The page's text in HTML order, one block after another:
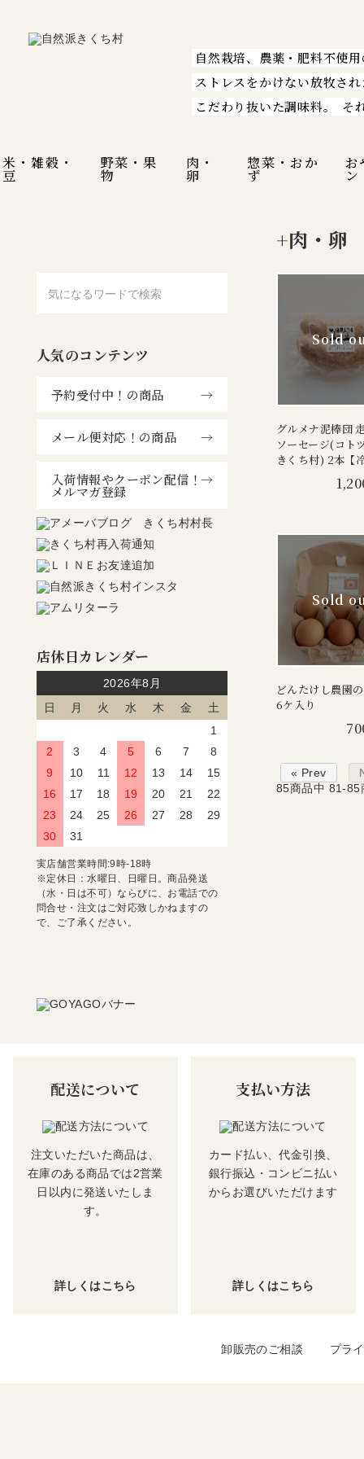
自然栽培、農薬・肥料不使
ストレスをかけない放牧さ
こだわり抜いた調味料。
そ
米・雑穀・
豆
野菜・果
物
肉・
卵
惣菜・おか
ず
お
ン
+肉・卵
グルメナ泥棒団
ソーセージ(コト
きくち村) 2本【
どんたけし農園
6ケ入り
« Prev
85商品中 81-85
人気のコンテンツ
予約受付中！の商品
メール便対応！の商品
入荷情報やクーポン配信！
メルマガ登録
店休日カレンダー
2026年8月
日
月 火 水 木 金
土
1
2
3 4 5 6 7
8
9
10 11 12 13 14
15
16
17 18 19 20 21
22
23
24 25 26 27 28
29
30
31
実店舗営業時間:9時-18時
※定休日：水曜日、日曜日。商品発送
（水・日は不可）ならびに、お電話での
問合せ・注文はご対応致しかねますの
で、ご了承ください。
配送について
注文いただいた商品は、
在庫のある商品では2営業
日以内に発送いたしま
す。
詳しくはこちら
支払い方法
カード払い、代金引換、
銀行振込・コンビニ払い
からお選びいただけます
詳しくはこちら
卸販売のご相談 プラ